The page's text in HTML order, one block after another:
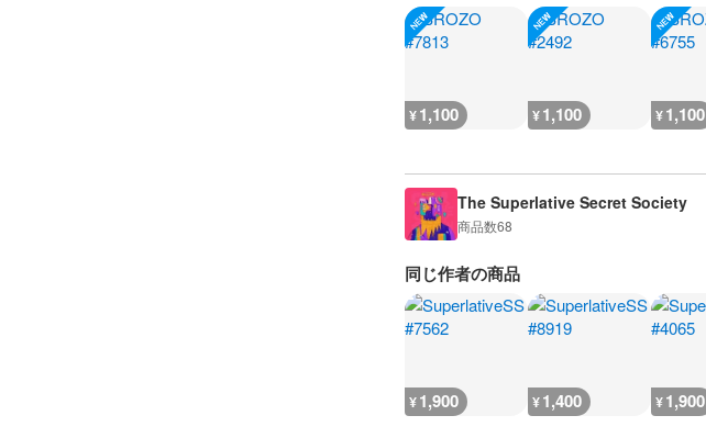
¥1,100 ¥1,100 ¥1,100
The Superlative Secret Society
商品数68
同じ作者の商品
¥1,900 ¥1,400 ¥1,900